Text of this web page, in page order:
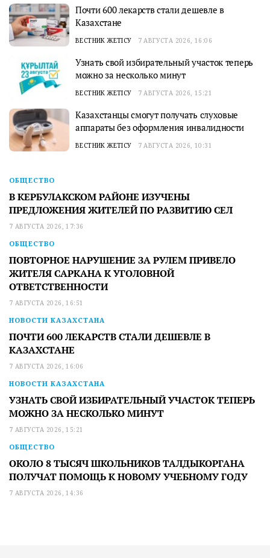
Почти 600 лекарств стали дешевле в
Казахстане
ВЕСТНИК ЖЕТІСУ 7 АВГУСТА 2026, 16:06
Узнать свой избирательный участок теперь
можно за несколько минут
ВЕСТНИК ЖЕТІСУ 7 АВГУСТА 2026, 15:21
Казахстанцы смогут получать слуховые
аппараты без оформления инвалидности
ВЕСТНИК ЖЕТІСУ 7 АВГУСТА 2026, 10:31
ОБЩЕСТВО
В КЕРБУЛАКСКОМ РАЙОНЕ ИЗУЧЕНЫ
ПРЕДЛОЖЕНИЯ ЖИТЕЛЕЙ ПО РАЗВИТИЮ СЕЛ
7 АВГУСТА 2026, 17:36
ОБЩЕСТВО
ПОВТОРНОЕ НАРУШЕНИЕ ЗА РУЛЕМ ПРИВЕЛО
ЖИТЕЛЯ САРКАНА К УГОЛОВНОЙ
ОТВЕТСТВЕННОСТИ
7 АВГУСТА 2026, 16:51
НОВОСТИ КАЗАХСТАНА
ПОЧТИ 600 ЛЕКАРСТВ СТАЛИ ДЕШЕВЛЕ В
КАЗАХСТАНЕ
7 АВГУСТА 2026, 16:06
НОВОСТИ КАЗАХСТАНА
УЗНАТЬ СВОЙ ИЗБИРАТЕЛЬНЫЙ УЧАСТОК ТЕПЕРЬ
МОЖНО ЗА НЕСКОЛЬКО МИНУТ
7 АВГУСТА 2026, 15:21
ОБЩЕСТВО
ОКОЛО 8 ТЫСЯЧ ШКОЛЬНИКОВ ТАЛДЫКОРГАНА
ПОЛУЧАТ ПОМОЩЬ К НОВОМУ УЧЕБНОМУ ГОДУ
7 АВГУСТА 2026, 14:36